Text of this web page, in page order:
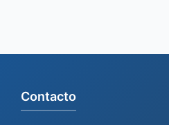
Contacto